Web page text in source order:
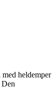
heldemper